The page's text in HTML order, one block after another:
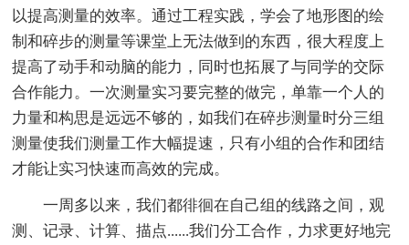
以提高测量的效率。通过工程实践，学会了地形图的绘
制和碎步的测量等课堂上无法做到的东西，很大程度上
提高了动手和动脑的能力，同时也拓展了与同学的交际
合作能力。一次测量实习要完整的做完，单靠一个人的
力量和构思是远远不够的，如我们在碎步测量时分三组
测量使我们测量工作大幅提速，只有小组的合作和团结
才能让实习快速而高效的完成。
一周多以来，我们都徘徊在自己组的线路之间，观
测、记录、计算、描点......我们分工合作，力求更好地完